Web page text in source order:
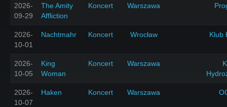
2026-
09-29
The Amity
Affliction
Koncert Warszawa
2026-
10-01
Nachtmahr Koncert Wrocław Klub
2026-
10-05
King
Woman
Koncert Warszawa
2026-
10-07
Haken Koncert Warszawa